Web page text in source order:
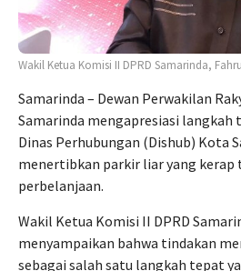
Wakil Ketua Komisi II DPRD Samarinda,
Samarinda – Dewan Perwakilan
Samarinda mengapresiasi langkah
Dinas Perhubungan (Dishub) Kota
menertibkan parkir liar yang kerap
perbelanjaan.
Wakil Ketua Komisi II DPRD
menyampaikan bahwa tindakan
sebagai salah satu langkah tepat